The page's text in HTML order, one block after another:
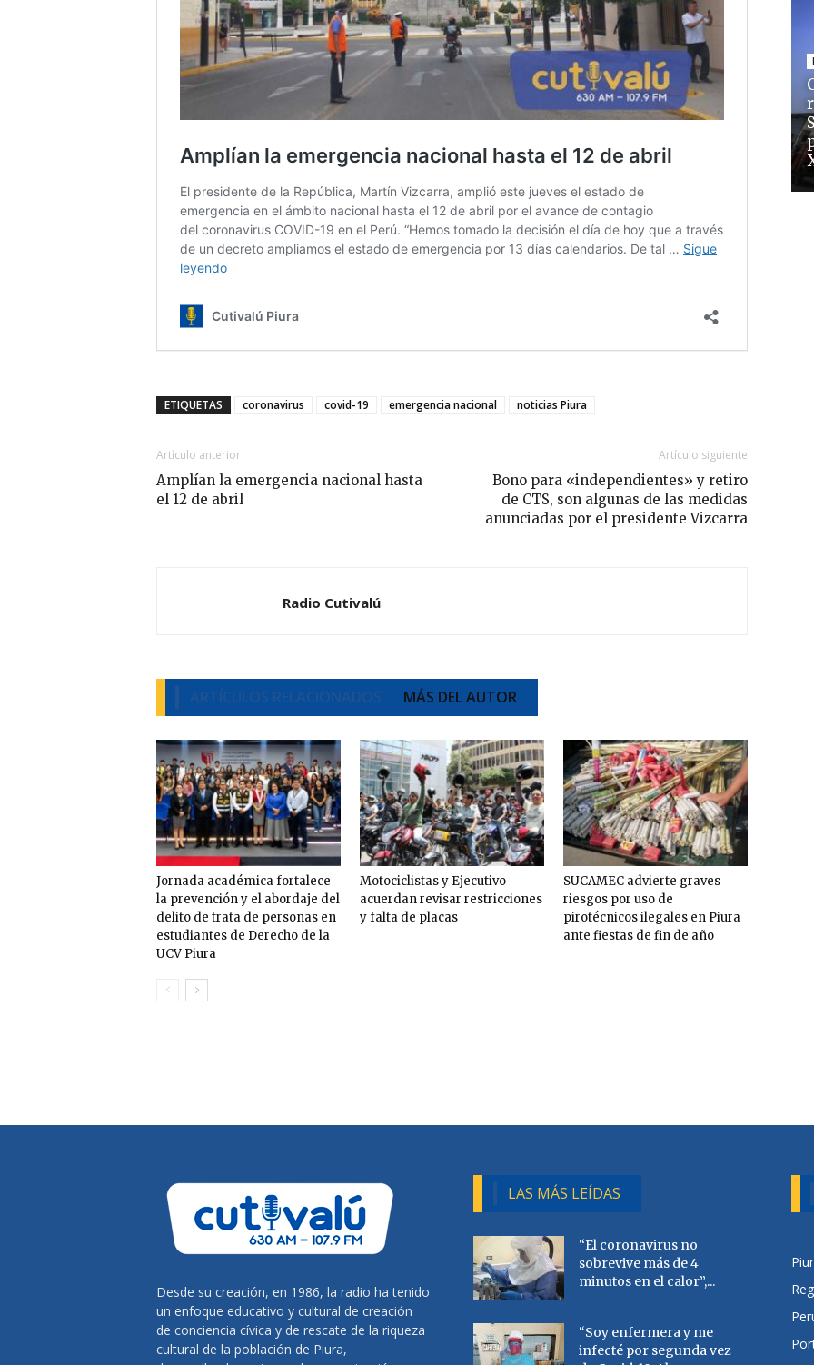
ETIQUETAS coronavirus covid-19 emergencia nacional noticias Piura
Artículo anterior
Amplían la emergencia nacional hasta
el 12 de abril
Artículo siguiente
Bono para «independientes» y retiro
de CTS, son algunas de las medidas
anunciadas por el presidente Vizcarra
Radio Cutivalú
ARTÍCULOS RELACIONADOS MÁS DEL AUTOR
Jornada académica fortalece
la prevención y el abordaje del
delito de trata de personas en
estudiantes de Derecho de la
UCV Piura
Motociclistas y Ejecutivo
acuerdan revisar restricciones
y falta de placas
SUCAMEC advierte graves
riesgos por uso de
pirotécnicos ilegales en Piura
ante fiestas de fin de año
Desde su creación, en 1986, la radio ha tenido
un enfoque educativo y cultural de creación
de conciencia cívica y de rescate de la riqueza
cultural de la población de Piura,
LAS MÁS LEÍDAS
“El coronavirus no
sobrevive más de 4
minutos en el calor”,...
“Soy enfermera y me
infecté por segunda vez